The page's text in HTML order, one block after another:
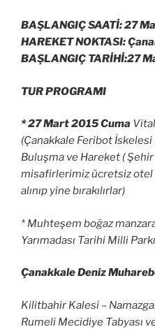
BAŞLANGIÇ SAATİ: 27
HAREKET NOKTASI:
BAŞLANGIÇ TARİHİ:27
TUR PROGRAMI
* 27 Mart 2015 Cuma
(Çanakkale Feribot İskelesi
Buluşma ve Hareket (
misafirlerimiz ücretsiz otel
alınıp yine bırakılırlar)
* Muhteşem boğaz
Yarımadası Tarihi Milli
Çanakkale Deniz
Kilitbahir Kalesi –
Rumeli Mecidiye Tabyası